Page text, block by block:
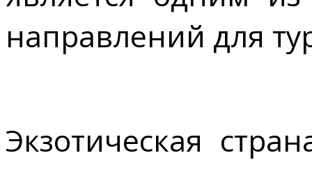
направлений для
Экзотическая